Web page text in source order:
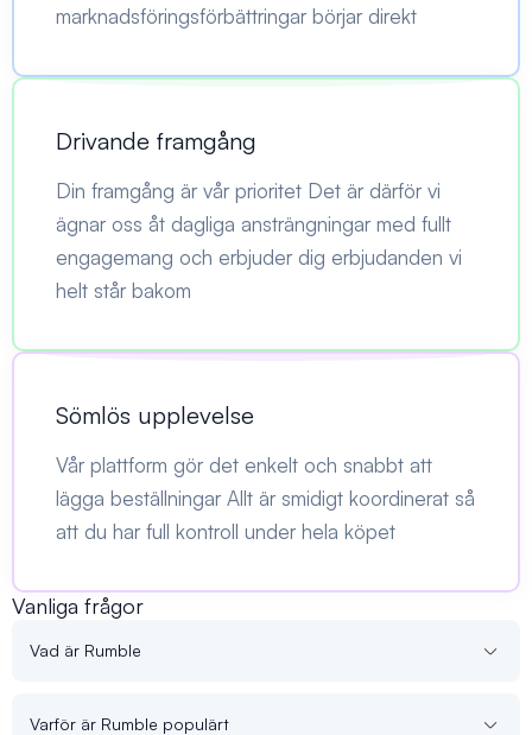
marknadsföringsförbättringar börjar direkt
Drivande framgång
Din framgång är vår prioritet Det är därför vi
ägnar oss åt dagliga ansträngningar med fullt
engagemang och erbjuder dig erbjudanden vi
helt står bakom
Sömlös upplevelse
Vår plattform gör det enkelt och snabbt att
lägga beställningar Allt är smidigt koordinerat så
att du har full kontroll under hela köpet
Vanliga frågor
Vad är Rumble
Varför är Rumble populärt